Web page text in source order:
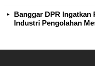
Banggar DPR Ingatkan
Industri Pengolahan